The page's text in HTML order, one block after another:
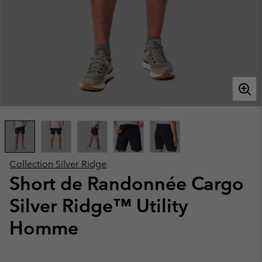
Collection Silver Ridge
Short de Randonnée Cargo
Silver Ridge™ Utility
Homme